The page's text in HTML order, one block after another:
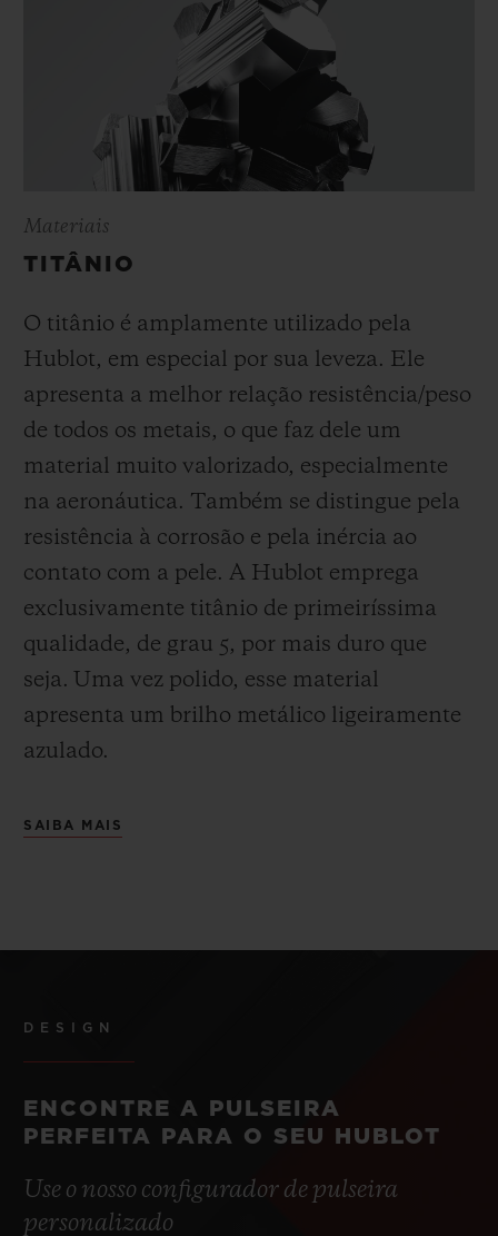
Materiais
TITÂNIO
O titânio é amplamente utilizado pela
Hublot, em especial por sua leveza. Ele
apresenta a melhor relação resistência/peso
de todos os metais, o que faz dele um
material muito valorizado, especialmente
na aeronáutica. Também se distingue pela
resistência à corrosão e pela inércia ao
contato com a pele. A Hublot emprega
exclusivamente titânio de primeiríssima
qualidade, de grau 5, por mais duro que
seja. Uma vez polido, esse material
apresenta um brilho metálico ligeiramente
azulado.
SAIBA MAIS
DESIGN
ENCONTRE A PULSEIRA
PERFEITA PARA O SEU HUBLOT
Use o nosso configurador de pulseira
personalizado